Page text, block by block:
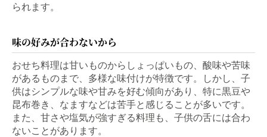
られます。
味の好みが合わないから
おせち料理は甘いものからしょっぱいもの、酸味や苦味
があるものまで、多様な味付けが特徴です。しかし、子
供はシンプルな味や甘みを好む傾向があり、特に黒豆や
昆布巻き、なますなどは苦手と感じることが多いです。
また、甘さや塩気が強すぎる料理も、子供の舌には合わ
ないことがあります。